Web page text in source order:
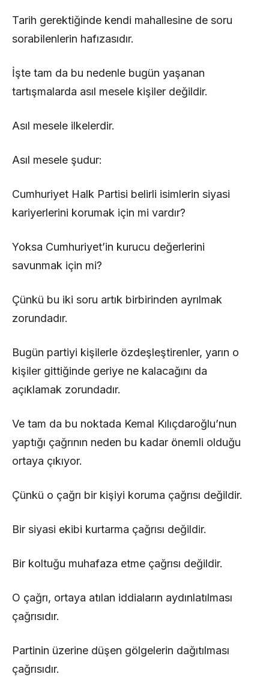
Tarih gerektiğinde kendi mahallesine de soru
sorabilenlerin hafızasıdır.
İşte tam da bu nedenle bugün yaşanan
tartışmalarda asıl mesele kişiler değildir.
Asıl mesele ilkelerdir.
Asıl mesele şudur:
Cumhuriyet Halk Partisi belirli isimlerin siyasi
kariyerlerini korumak için mi vardır?
Yoksa Cumhuriyet’in kurucu değerlerini
savunmak için mi?
Çünkü bu iki soru artık birbirinden ayrılmak
zorundadır.
Bugün partiyi kişilerle özdeşleştirenler, yarın o
kişiler gittiğinde geriye ne kalacağını da
açıklamak zorundadır.
Ve tam da bu noktada Kemal Kılıçdaroğlu’nun
yaptığı çağrının neden bu kadar önemli olduğu
ortaya çıkıyor.
Çünkü o çağrı bir kişiyi koruma çağrısı değildir.
Bir siyasi ekibi kurtarma çağrısı değildir.
Bir koltuğu muhafaza etme çağrısı değildir.
O çağrı, ortaya atılan iddiaların aydınlatılması
çağrısıdır.
Partinin üzerine düşen gölgelerin dağıtılması
çağrısıdır.